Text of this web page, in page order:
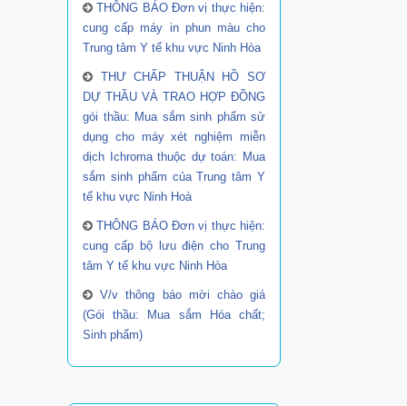
THÔNG BÁO Đơn vị thực hiện:
cung cấp máy in phun màu cho
Trung tâm Y tế khu vực Ninh Hòa
THƯ CHẤP THUẬN HỒ SƠ
DỰ THẦU VÀ TRAO HỢP ĐỒNG
gói thầu: Mua sắm sinh phẩm sử
dụng cho máy xét nghiệm miễn
dịch Ichroma thuộc dự toán: Mua
sắm sinh phẩm của Trung tâm Y
tế khu vực Ninh Hoà
THÔNG BÁO Đơn vị thực hiện:
cung cấp bộ lưu điện cho Trung
tâm Y tế khu vực Ninh Hòa
V/v thông báo mời chào giá
(Gói thầu: Mua sắm Hóa chất;
Sinh phẩm)